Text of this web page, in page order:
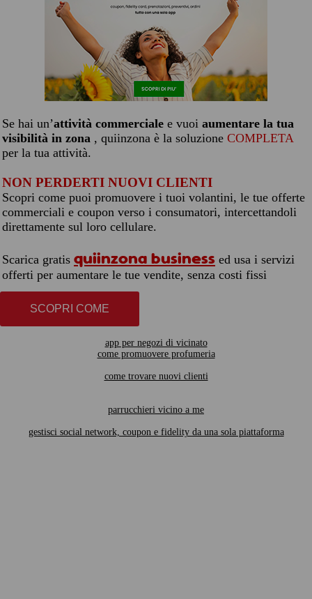
Se hai un’attività commerciale e vuoi aumentare la tua
visibilità in zona , quiinzona è la soluzione COMPLETA
per la tua attività.
NON PERDERTI NUOVI CLIENTI
Scopri come puoi promuovere i tuoi volantini, le tue offerte
commerciali e coupon verso i consumatori, intercettandoli
direttamente sul loro cellulare.
Scarica gratis quiinzona business ed usa i servizi
offerti per aumentare le tue vendite, senza costi fissi
SCOPRI COME
app per negozi di vicinato
come promuovere profumeria
come trovare nuovi clienti
parrucchieri vicino a me
gestisci social network, coupon e fidelity da una sola piattaforma